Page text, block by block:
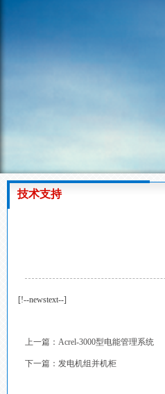
技术支持
[!--newstext--]
上一篇： Acrel-3000型电能管理系统
下一篇： 发电机组并机柜